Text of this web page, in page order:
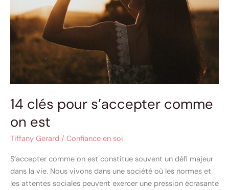
14 clés pour s’accepter comme
on est
Tiffany Gerard / Confiance en soi
S’accepter comme on est constitue souvent un défi majeur
dans la vie. Nous vivons dans une société où les normes et
les attentes sociales peuvent exercer une pression écrasante
on
est